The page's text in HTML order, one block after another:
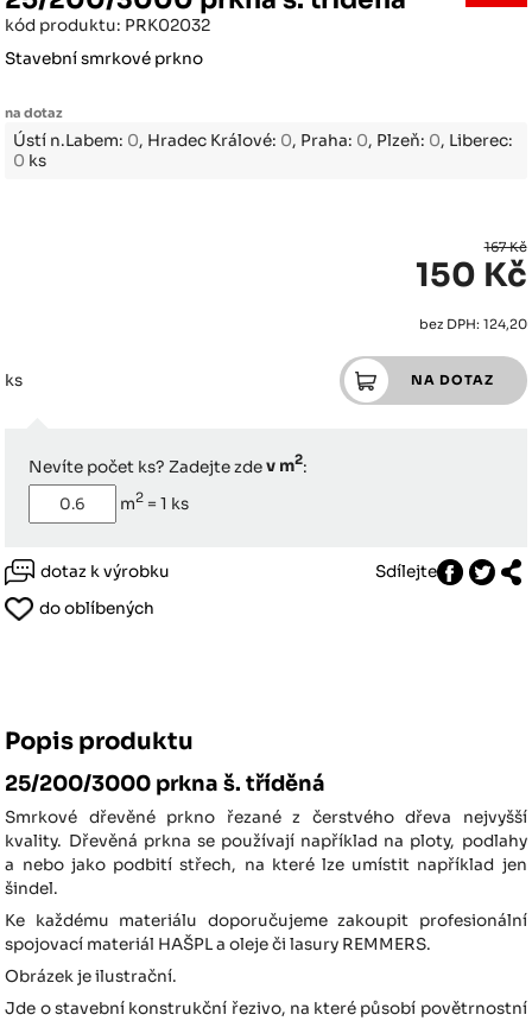
kód produktu: PRK02032
Stavební smrkové prkno
na dotaz
Ústí n.Labem: 0, Hradec Králové: 0, Praha: 0, Plzeň: 0, Liberec:
0 ks
167 Kč
150 Kč
bez DPH: 124,20
ks
Nevíte počet ks? Zadejte zdev m2:
m2 =1 ks
dotaz k výrobku
Sdílejte
do oblíbených
Popis produktu
25/200/3000 prkna š. tříděná
Smrkové dřevěné prkno řezané z čerstvého dřeva nejvyšší
kvality. Dřevěná prkna se používají například na ploty, podlahy
a nebo jako podbití střech, na které lze umístit například jen
šindel.
Ke každému materiálu doporučujeme zakoupit profesionální
spojovací materiál HAŠPL a oleje či lasury REMMERS.
Obrázek je ilustrační.
Jde o stavební konstrukční řezivo, na které působí povětrnostní